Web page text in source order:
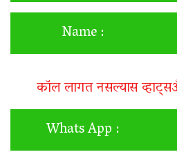
Name :
कॉल लागत नसल्यास
Whats App :